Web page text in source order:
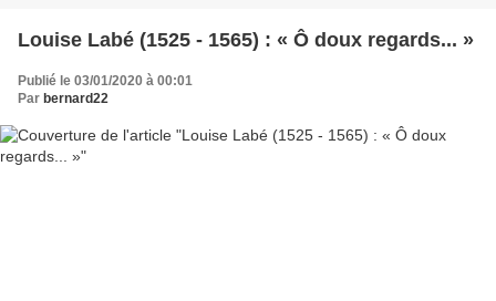
Louise Labé (1525 - 1565) : « Ô doux regards... »
Publié le 03/01/2020 à 00:01
Par bernard22